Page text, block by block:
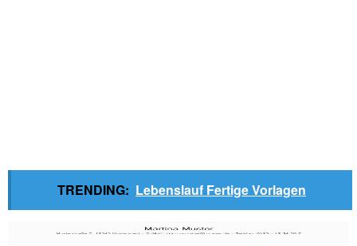
TRENDING: Lebenslauf Fertige Vorlagen